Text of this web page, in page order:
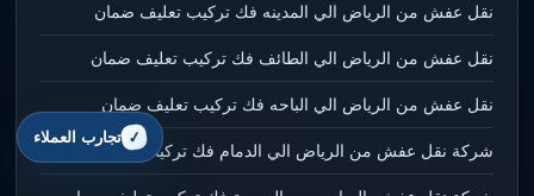
نقل عفش من الرياض الي المدينه فك تركيب تعليف ضمان
نقل عفش من الرياض الي الطائف فك تركيب تعليف ضمان
نقل عفش من الرياض الي الباحه فك تركيب تعليف ضمان
شركة نقل عفش من الرياض الي الدمام فك تركيب تعليف ضمان
تجارب العملاء